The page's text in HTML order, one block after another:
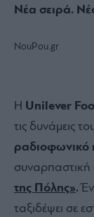
Νέα σειρά.
NouPou.gr
Η Unilever
τις δυνάμεις
συναρπαστική
της Πόλης».
ταξιδέψει σε